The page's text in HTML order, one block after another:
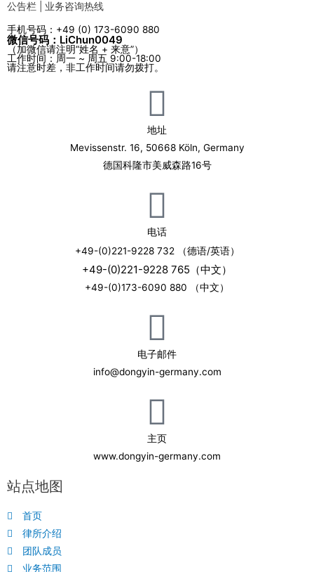
公告栏 | 业务咨询热线
手机号码：+49 (0) 173-6090 880
微信号码：LiChun0049
（加微信请注明“姓名 + 来意”）
工作时间：周一 ~ 周五 9:00-18:00
请注意时差，非工作时间请勿拨打。
地址
Mevissenstr. 16, 50668 Köln, Germany
德国科隆市美威森路16号
电话
+49-(0)221-9228 732 （德语/英语）
+49-(0)221-9228 765（中文）
+49-(0)173-6090 880 （中文）
电子邮件
info@dongyin-germany.com
主页
www.dongyin-germany.com
站点地图
首页
律所介绍
团队成员
业务范围